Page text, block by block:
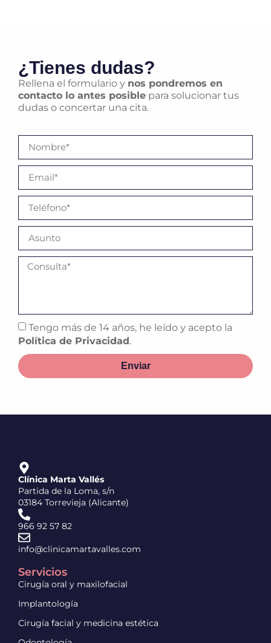
¿Tienes dudas?
Rellena el formulario y nos pondremos en
contacto lo antes posible para solucionar tus
dudas o concertar una cita.
Tengo más de 14 años, he leído y acepto la
Política de Privacidad.
Enviar
Clínica Marta Vallés
Partida de la Loma, s/n
03184 Torrevieja (Alicante)
966 92 57 82
info@clinicamartavalles.com
Servicios
Cirugía oral y maxilofacial
Implantología
Cirugía facial y medicina estética